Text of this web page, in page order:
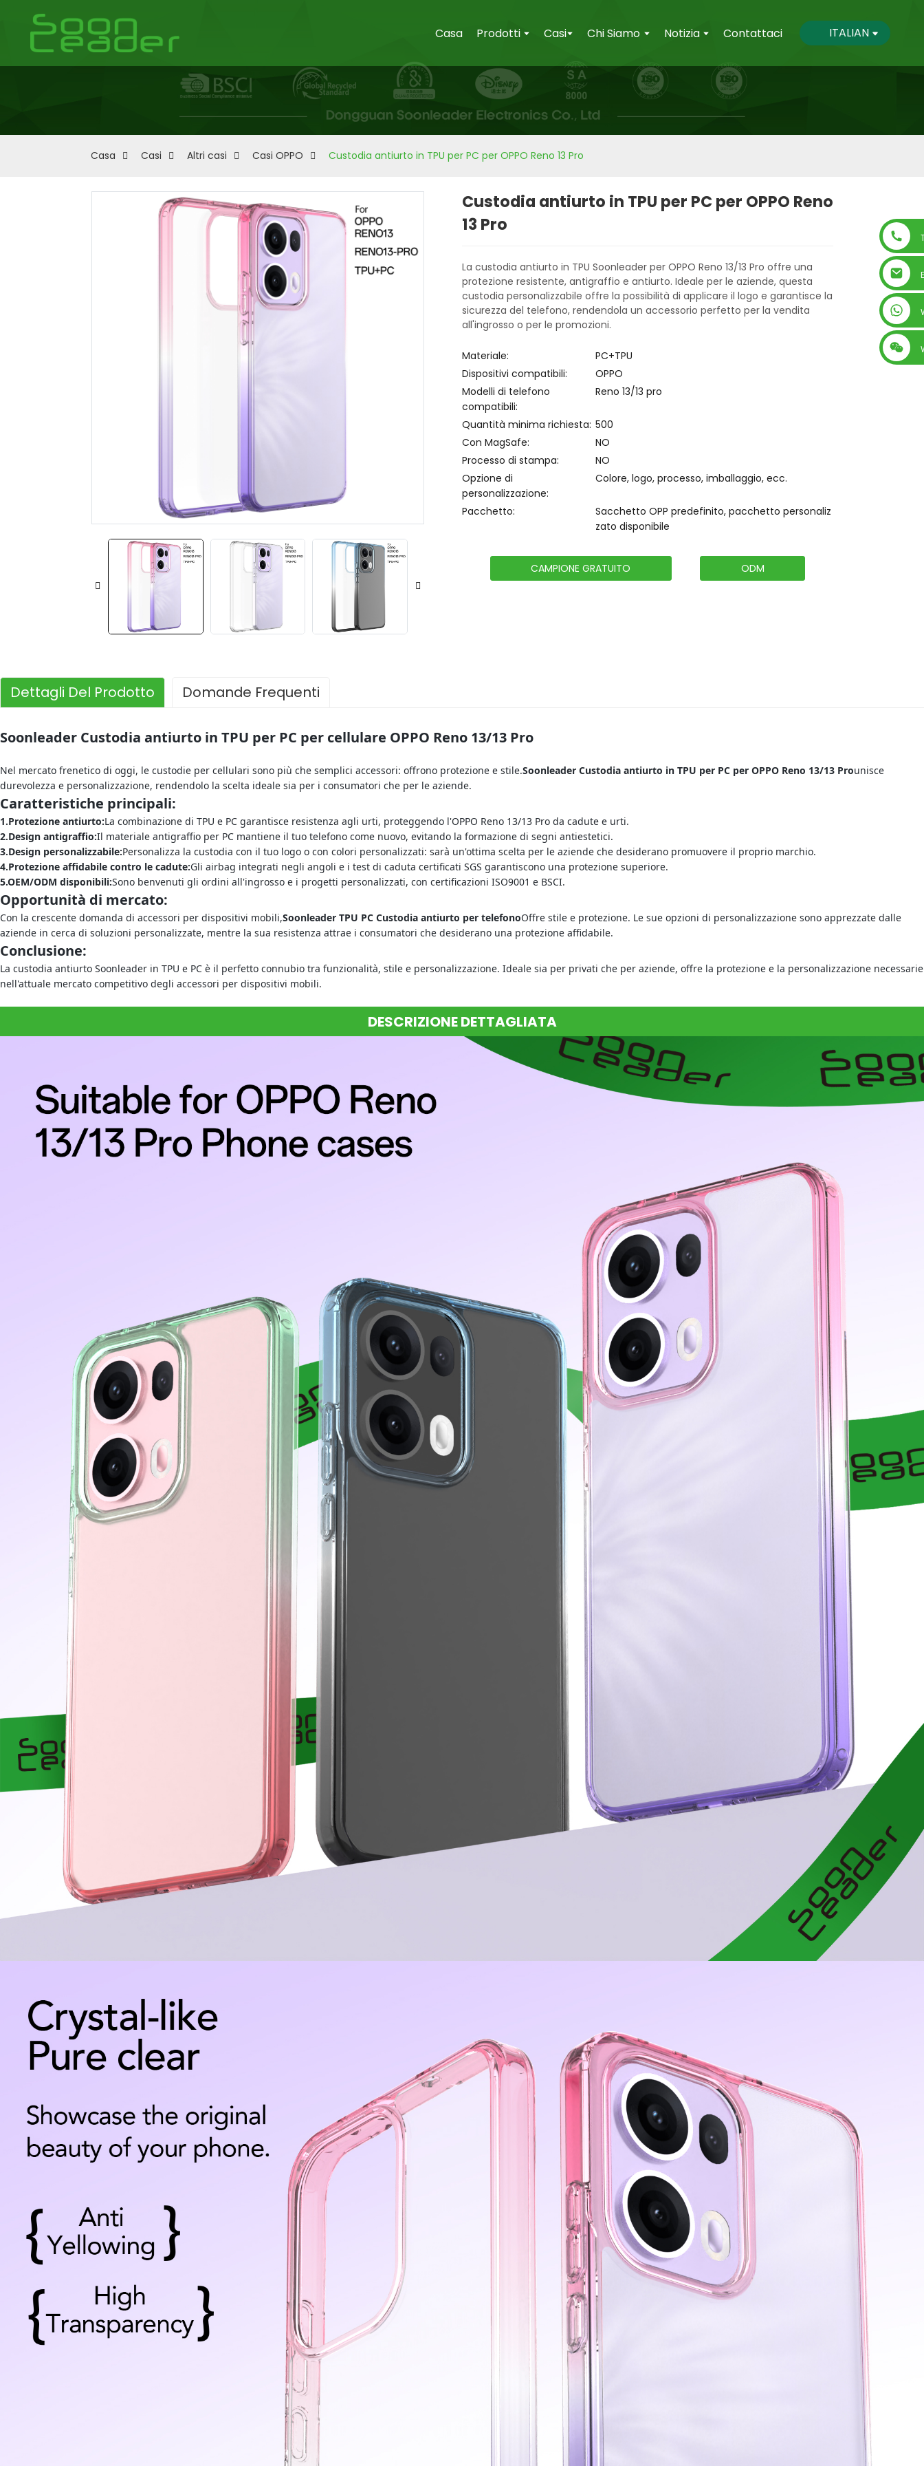
Casa Prodotti Casi Chi Siamo Notizia Contattaci ITALIAN
+86 13560759744
Casa Casi Altri casi Casi OPPO Custodia antiurto in TPU per PC per OPPO Reno 13 Pro
Custodia antiurto in TPU per PC per OPPO Reno
13 Pro
La custodia antiurto in TPU Soonleader per OPPO Reno 13/13 Pro offre una
protezione resistente, antigraffio e antiurto. Ideale per le aziende, questa
custodia personalizzabile offre la possibilità di applicare il logo e garantisce la
sicurezza del telefono, rendendola un accessorio perfetto per la vendita
all'ingrosso o per le promozioni.
Materiale:
PC+TPU
Dispositivi compatibili:
OPPO
Modelli di telefono
compatibili:
Reno 13/13 pro
Quantità minima richiesta: 500
Con MagSafe:
NO
Processo di stampa:
NO
Opzione di
personalizzazione:
Colore, logo, processo, imballaggio, ecc.
Pacchetto:
Sacchetto OPP predefinito, pacchetto personaliz
zato disponibile
CAMPIONE GRATUITO ODM
Dettagli Del Prodotto Domande Frequenti
Soonleader Custodia antiurto in TPU per PC per cellulare OPPO Reno 13/13 Pro
Nel mercato frenetico di oggi, le custodie per cellulari sono più che semplici accessori: offrono protezione e stile.Soonleader Custodia antiurto in TPU per PC per OPPO Reno 13/13 Prounisce
durevolezza e personalizzazione, rendendolo la scelta ideale sia per i consumatori che per le aziende.
Caratteristiche principali:
1.Protezione antiurto:La combinazione di TPU e PC garantisce resistenza agli urti, proteggendo l'OPPO Reno 13/13 Pro da cadute e urti.
2.Design antigraffio:Il materiale antigraffio per PC mantiene il tuo telefono come nuovo, evitando la formazione di segni antiestetici.
3.Design personalizzabile:Personalizza la custodia con il tuo logo o con colori personalizzati: sarà un'ottima scelta per le aziende che desiderano promuovere il proprio marchio.
4.Protezione affidabile contro le cadute:Gli airbag integrati negli angoli e i test di caduta certificati SGS garantiscono una protezione superiore.
5.OEM/ODM disponibili:Sono benvenuti gli ordini all'ingrosso e i progetti personalizzati, con certificazioni ISO9001 e BSCI.
Opportunità di mercato:
Con la crescente domanda di accessori per dispositivi mobili,Soonleader TPU PC Custodia antiurto per telefonoOffre stile e protezione. Le sue opzioni di personalizzazione sono apprezzate dalle
aziende in cerca di soluzioni personalizzate, mentre la sua resistenza attrae i consumatori che desiderano una protezione affidabile.
Conclusione:
La custodia antiurto Soonleader in TPU e PC è il perfetto connubio tra funzionalità, stile e personalizzazione. Ideale sia per privati ​​che per aziende, offre la protezione e la personalizzazione necessarie
nell'attuale mercato competitivo degli accessori per dispositivi mobili.
DESCRIZIONE DETTAGLIATA